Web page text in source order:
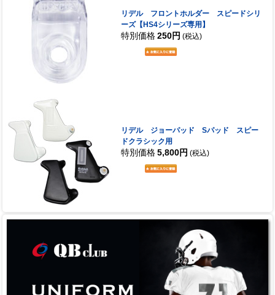
リデル フロントホルダー スピードシリ
ーズ【HS4シリーズ専用】
特別価格 250円 (税込)
リデル ジョーパッド Sパッド スピー
ドクラシック用
特別価格 5,800円 (税込)